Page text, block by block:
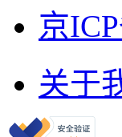
京
关于